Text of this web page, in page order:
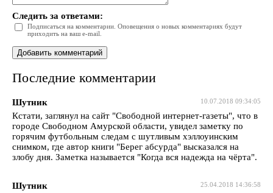
Следить за ответами:
Подписаться на комментарии. Оповещения о новых комментариях будут
приходить на ваш e-mail.
Последние комментарии
10.07.2018 09:34:05
Шутник
Кстати, заглянул на сайт "Свободной интернет-газеты", что в
городе Свободном Амурской области, увидел заметку по
горячим футбольным следам с шутливым хэллоуинским
снимком, где автор книги "Берег абсурда" высказался на
злобу дня. Заметка называется "Когда вся надежда на чёрта".
25.04.2018 14:36:58
Шутник